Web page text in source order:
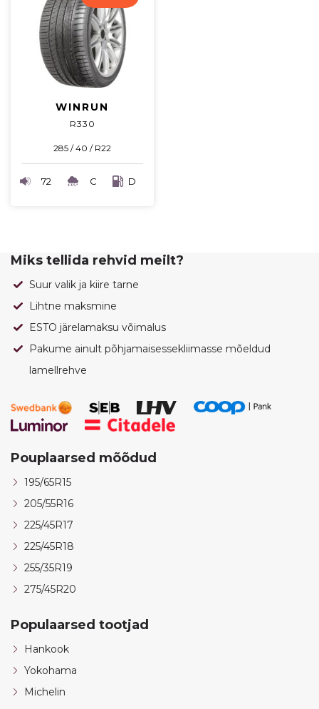
WINRUN
R330
285 / 40 / R22
72 C D
Miks tellida rehvid meilt?
Suur valik ja kiire tarne
Lihtne maksmine
ESTO järelamaksu võimalus
Pakume ainult põhjamaisessekliimasse mõeldud
lamellrehve
Pouplaarsed mõõdud
195/65R15
205/55R16
225/45R17
225/45R18
255/35R19
275/45R20
Populaarsed tootjad
Hankook
Yokohama
Michelin